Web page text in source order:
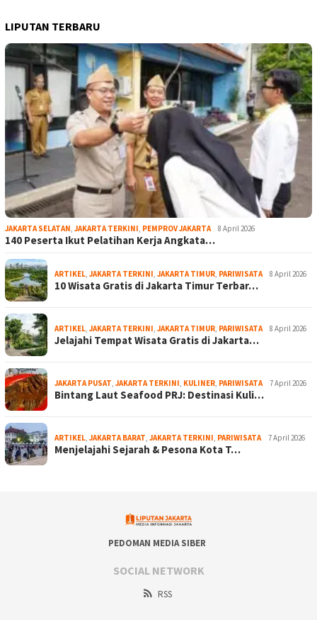
LIPUTAN TERBARU
JAKARTA SELATAN, JAKARTA TERKINI, PEMPROV JAKARTA 8 April 2026
140 Peserta Ikut Pelatihan Kerja Angkata…
ARTIKEL, JAKARTA TERKINI, JAKARTA TIMUR, PARIWISATA 8 April 2026
10 Wisata Gratis di Jakarta Timur Terbar…
ARTIKEL, JAKARTA TERKINI, JAKARTA TIMUR, PARIWISATA 8 April 2026
Jelajahi Tempat Wisata Gratis di Jakarta…
JAKARTA PUSAT, JAKARTA TERKINI, KULINER, PARIWISATA 7 April 2026
Bintang Laut Seafood PRJ: Destinasi Kuli…
ARTIKEL, JAKARTA BARAT, JAKARTA TERKINI, PARIWISATA 7 April 2026
Menjelajahi Sejarah & Pesona Kota T…
PEDOMAN MEDIA SIBER
SOCIAL NETWORK
RSS